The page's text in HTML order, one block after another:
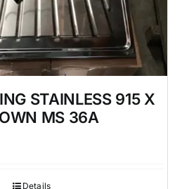
STAINLESS 915 X
MS 36A
Details